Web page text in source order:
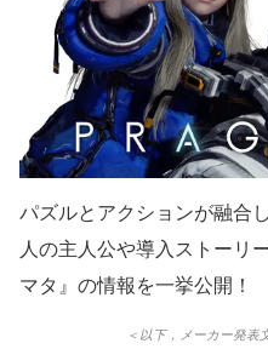
パズルとアクションが融合
人の主人公や導入ストーリ
マタ』の情報を一挙公開！
＜以下，メーカー発表